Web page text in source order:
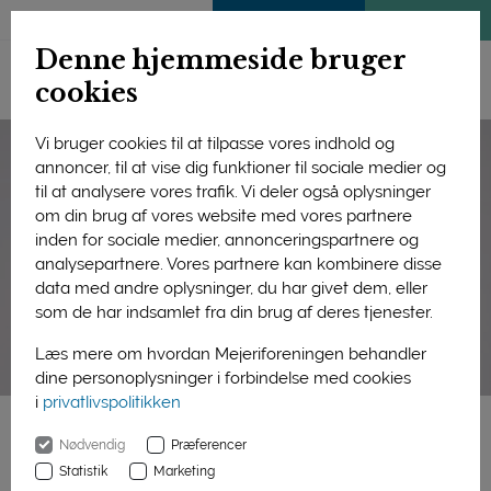
Denne hjemmeside bruger
cookies
Vi bruger cookies til at tilpasse vores indhold og
annoncer, til at vise dig funktioner til sociale medier og
til at analysere vores trafik. Vi deler også oplysninger
om din brug af vores website med vores partnere
inden for sociale medier, annonceringspartnere og
analysepartnere. Vores partnere kan kombinere disse
data med andre oplysninger, du har givet dem, eller
som de har indsamlet fra din brug af deres tjenester.
Læs mere om hvordan Mejeriforeningen behandler
dine personoplysninger i forbindelse med cookies
i privatlivspolitikken
Nødvendig
Præferencer
Statistik
Marketing
Forside
Nyhedsbreve: bæredygtighed i mejeribruget
Interview med Sofie De Bretteville Olsen (A): mad som